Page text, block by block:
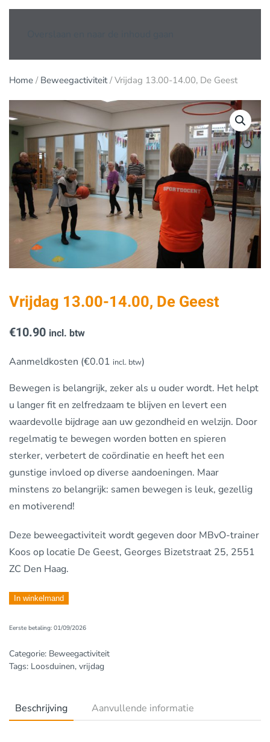
Home / Beweegactiviteit/ Vrijdag 13.00-14.00, De Geest
Vrijdag 13.00-14.00, De Geest
€10.90 incl. btw
Aanmeldkosten (€0.01 incl. btw)
Bewegen is belangrijk, zeker als u ouder wordt. Het helpt
u langer fit en zelfredzaam te blijven en levert een
waardevolle bijdrage aan uw gezondheid en welzijn. Door
regelmatig te bewegen worden botten en spieren
sterker, verbetert de coördinatie en heeft het een
gunstige invloed op diverse aandoeningen. Maar
minstens zo belangrijk: samen bewegen is leuk, gezellig
en motiverend!
Deze beweegactiviteit wordt gegeven door MBvO-trainer
Koos op locatie De Geest, Georges Bizetstraat 25, 2551
ZC Den Haag.
Vrijdag
14.00,
De
Geest
In winkelmand
Eerste betaling: 01/09/2026
Categorie: Beweegactiviteit
Tags: Loosduinen, vrijdag
Beschrijving Aanvullende informatie